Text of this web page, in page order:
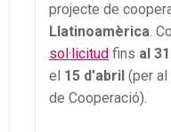
projecte de
Llatinoamèrica.
sol·licitud fins al
el 15 d’abril (per
de Cooperació).